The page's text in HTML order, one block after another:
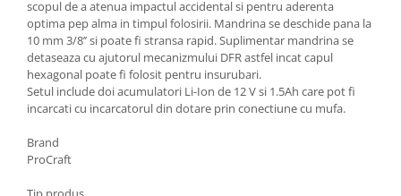
Masini batut stalpi si accesorii
Roabe & accesorii
Casute gradina si cutii depozitare
Mobilier gradina
Corturi, Prelate si plase de
umbrire
Lopeti zapada
scopul de a atenua impactul accidental si pentru aderenta
optima pep alma in timpul folosirii. Mandrina se deschide pana la
10 mm 3/8’’ si poate fi stransa rapid. Suplimentar mandrina se
detaseaza cu ajutorul mecanizmului DFR astfel incat capul
hexagonal poate fi folosit pentru insurubari.
Setul include doi acumulatori Li-Ion de 12 V si 1.5Ah care pot fi
incarcati cu incarcatorul din dotare prin conectiune cu mufa.
Brand
ProCraft